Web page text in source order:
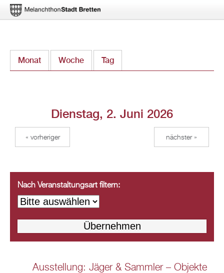
zum
Monat Woche Tag
Dienstag, 2. Juni 2026
« vorheriger nächster »
Nach Veranstaltungsart filtern:
Ausstellung: Jäger & Sammler – Objekte